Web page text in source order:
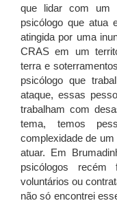
que lidar com um
psicólogo que atua
atingida por uma
CRAS em um
terra e
psicólogo que
ataque, essas
trabalham com
tema, temos
complexidade de
atuar. Em
psicólogos
voluntários ou
não só encontrei